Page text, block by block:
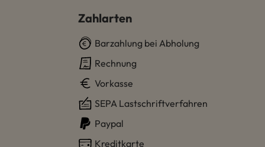
Zahlarten
Barzahlung bei Abholung
Rechnung
Vorkasse
SEPA Lastschriftverfahren
Paypal
Kreditkarte